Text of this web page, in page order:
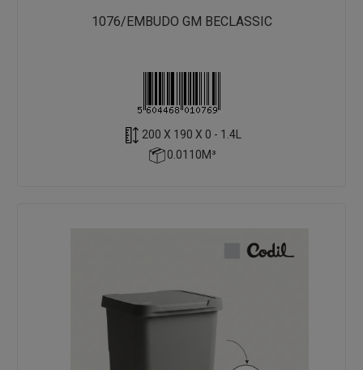
1076/EMBUDO GM BECLASSIC
200 X 190 X 0 - 1.4L
0.0110M³